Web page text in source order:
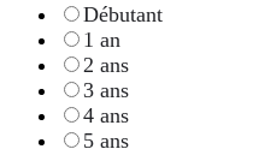
Débutant
1 an
2 ans
3 ans
4 ans
5 ans